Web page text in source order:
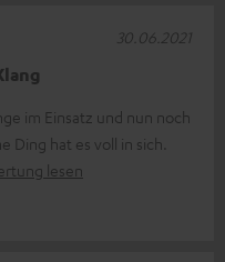
im Einsatz und nun noch
Ding hat es voll in sich.
lesen
30.06.2021